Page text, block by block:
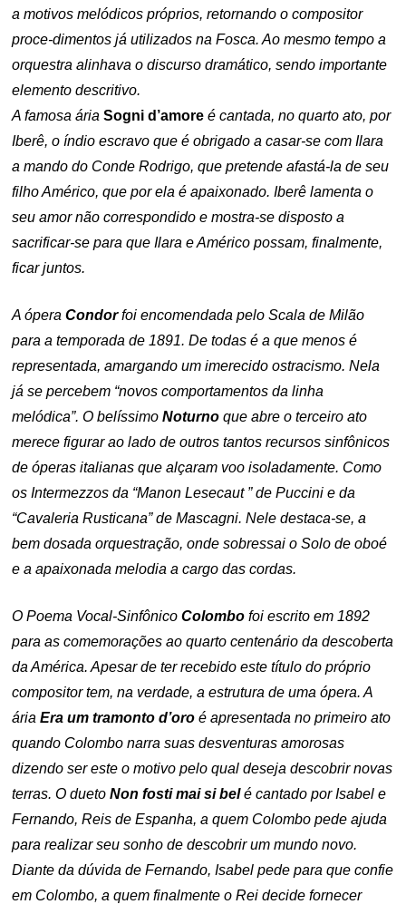
a motivos melódicos próprios, retornando o compositor
proce-dimentos já utilizados na Fosca. Ao mesmo tempo a
orquestra alinhava o discurso dramático, sendo importante
elemento descritivo.
A famosa áriaSogni d’amore é cantada, no quarto ato, por
Iberê, o índio escravo que é obrigado a casar-se com Ilara
a mando do Conde Rodrigo, que pretende afastá-la de seu
filho Américo, que por ela é apaixonado. Iberê lamenta o
seu amor não correspondido e mostra-se disposto a
sacrificar-se para que Ilara e Américo possam, finalmente,
ficar juntos.
A óperaCondorfoi encomendada pelo Scala de Milão
para a temporada de 1891. De todas é a que menos é
representada, amargando um imerecido ostracismo. Nela
já se percebem “novos comportamentos da linha
melódica”.O belíssimoNoturno que abre o terceiro ato
merece figurar ao lado de outros tantos recursos sinfônicos
de óperas italianas que alçaram voo isoladamente. Como
os Intermezzos da “Manon Lesecaut ” de Puccini e da
“Cavaleria Rusticana” de Mascagni. Nele destaca-se, a
bem dosada orquestração, onde sobressai o Solo de oboé
e a apaixonada melodia a cargo das cordas.
O Poema Vocal-SinfônicoColombo foi escrito em 1892
para as comemorações ao quarto centenário da descoberta
da América. Apesar de ter recebido este título do próprio
compositor tem, na verdade, a estrutura de uma ópera. A
áriaEra um tramonto d’oro é apresentada no primeiro ato
quando Colombo narra suas desventuras amorosas
dizendo ser este o motivo pelo qual deseja descobrir novas
terras. O duetoNon fosti mai si belé cantado por Isabel e
Fernando, Reis de Espanha, a quem Colombo pede ajuda
para realizar seu sonho de descobrir um mundo novo.
Diante da dúvida de Fernando, Isabel pede para que confie
em Colombo, a quem finalmente o Rei decide fornecer